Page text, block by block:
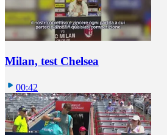
Milan, test Chelsea
00:42